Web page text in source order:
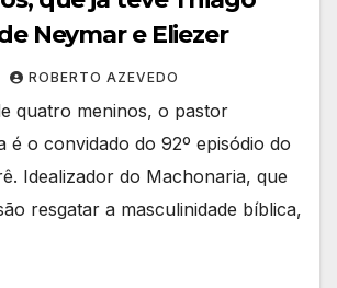
Neymar e Eliezer
ROBERTO AZEVEDO
quatro meninos, o pastor
é o convidado do 92º episódio do
Idealizador do Machonaria, que
resgatar a masculinidade bíblica,